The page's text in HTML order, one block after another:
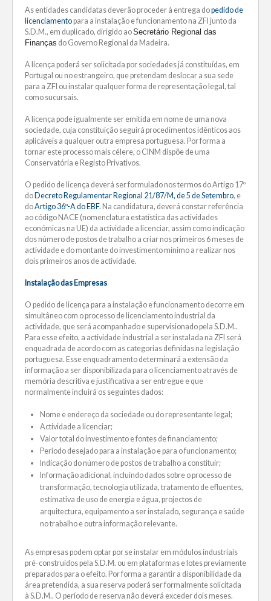
As entidades candidatas deverão proceder à entrega dopedido de
licenciamentopara a instalação e funcionamento na ZFI junto da
S.D.M., em duplicado, dirigido aoSecretário Regional das
Finanças do Governo Regional da Madeira.
A licença poderá ser solicitada por sociedades já constituídas, em
Portugal ou no estrangeiro, que pretendam deslocar a sua sede
para a ZFI ou instalar qualquer forma de representação legal, tal
como sucursais.
A licença pode igualmente ser emitida em nome de uma nova
sociedade, cuja constituição seguirá procedimentos idênticos aos
aplicáveis a qualquer outra empresa portuguesa. Por forma a
tornar este processo mais célere, o CINM dispõe de uma
Conservatória e Registo Privativos.
O pedido de licença deverá ser formulado nos termos do Artigo 17º
doDecreto Regulamentar Regional 21/87/M, de 5 de Setembro, e
doArtigo 36º-A do EBF. Na candidatura, deverá constar referência
ao código NACE (nomenclatura estatística das actividades
económicas na UE) da actividade a licenciar, assim como indicação
dos número de postos de trabalho a criar nos primeiros 6 meses de
actividade e do montante do investimento mínimo a realizar nos
dois primeiros anos de actividade.
Instalação das Empresas
O pedido de licença para a instalação e funcionamento decorre em
simultâneo com o processo de licenciamento industrial da
actividade, que será acompanhado e supervisionado pela S.D.M..
Para esse efeito, a actividade industrial a ser instalada na ZFI será
enquadrada de acordo com as categorias definidas na legislação
portuguesa. Esse enquadramento determinará a extensão da
informação a ser disponibilizada para o licenciamento através de
memória descritiva e justificativa a ser entregue e que
normalmente incluirá os seguintes dados:
Nome e endereço da sociedade ou do representante legal;
Actividade a licenciar;
Valor total do investimento e fontes de financiamento;
Período desejado para a instalação e para o funcionamento;
Indicação do número de postos de trabalho a constituir;
Informação adicional, incluindo dados sobre o processo de
transformação, tecnologia utilizada, tratamento de efluentes,
estimativa de uso de energia e água, projectos de
arquitectura, equipamento a ser instalado, segurança e saúde
no trabalho e outra informação relevante.
As empresas podem optar por se instalar em módulos industriais
pré-construídos pela S.D.M. ou em plataformas e lotes previamente
preparados para o efeito. Por forma a garantir a disponibilidade da
área pretendida, a sua reserva poderá ser formalmente solicitada
à S.D.M.. O período de reserva não deverá exceder dois meses.